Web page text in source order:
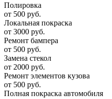
Полировка
от 500 руб.
Локальная покраска
от 3000 руб.
Ремонт бампера
от 500 руб.
Замена стекол
от 2000 руб.
Ремонт элементов кузова
от 500 руб.
Полная покраска автомобиля